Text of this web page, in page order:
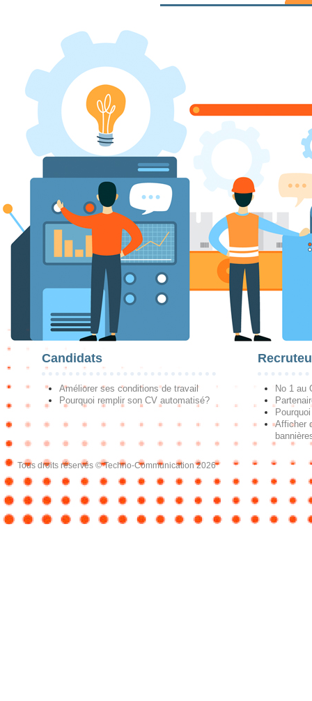
Candidats
Améliorer ses conditions de travail
Pourquoi remplir son CV automatisé?
No 1 au
Afficher
Tous droits réservés © Techno-Communication 2026